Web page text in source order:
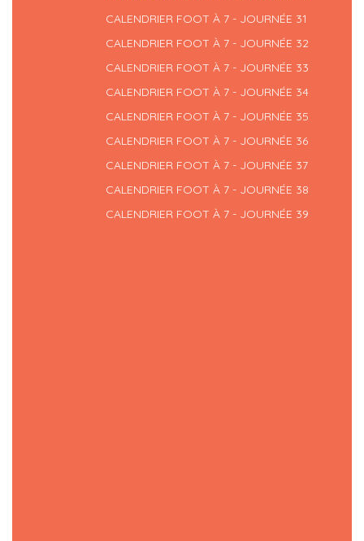
CALENDRIER FOOT À 7 - JOURNÉE 31
CALENDRIER FOOT À 7 - JOURNÉE 32
CALENDRIER FOOT À 7 - JOURNÉE 33
CALENDRIER FOOT À 7 - JOURNÉE 34
CALENDRIER FOOT À 7 - JOURNÉE 35
CALENDRIER FOOT À 7 - JOURNÉE 36
CALENDRIER FOOT À 7 - JOURNÉE 37
CALENDRIER FOOT À 7 - JOURNÉE 38
CALENDRIER FOOT À 7 - JOURNÉE 39